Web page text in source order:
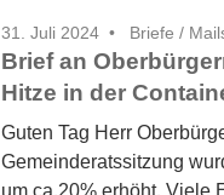
31. Juli 2024 Briefe /
Brief an
Hitze in der
Guten Tag Herr
Gemeinderatssitzung
um ca.20% erhöht. Viele